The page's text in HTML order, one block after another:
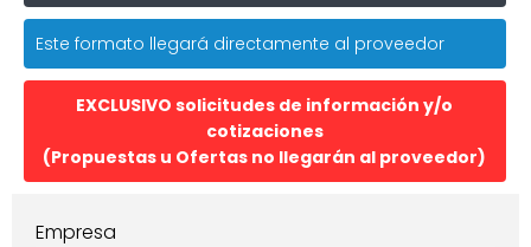
Este formato llegará directamente al proveedor
EXCLUSIVO solicitudes de información y/o
cotizaciones
(Propuestas u Ofertas no llegarán al proveedor)
Empresa